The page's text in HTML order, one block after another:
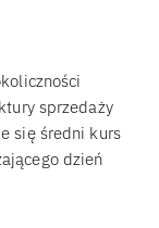
sprzedaży
się średni kurs
dzień